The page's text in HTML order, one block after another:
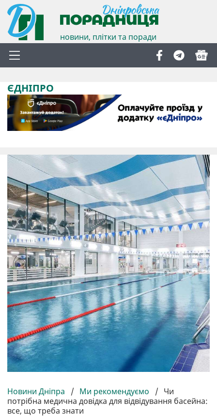
новини, плітки та поради
ЄДНІПРО
Новини Дніпра / Ми рекомендуємо / Чи
потрібна медична довідка для відвідування басейна:
все, що треба знати